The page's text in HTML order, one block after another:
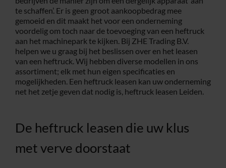
te schaffen’. Er is geen groot aankoopbedrag mee
gemoeid en dit maakt het voor een onderneming
voordelig om toch naar de toevoeging van een heftruck
aan het machinepark te kijken. Bij ZHE Trading B.V.
helpen we u graag bij het beslissen over en het leasen
van een heftruck. Wij hebben diverse modellen in ons
assortiment; elk met hun eigen specificaties en
mogelijkheden. Een heftruck leasen kan uw onderneming
net het zetje geven dat nodig is, heftruck leasen Leiden.
De heftruck leasen die uw klus
met verve doorstaat